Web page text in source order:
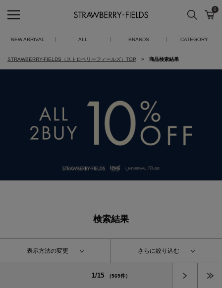
STRAWBERRY-FIELDS
検索 カ
0
NEW ARRIVAL ALL BRANDS CATEGORY
STRAWBERRY-FIELDS（ストロベリーフィールズ）TOP 商品検索結果
検索結果
表示方法の変更 さらに絞り込む
1/15 （565件）